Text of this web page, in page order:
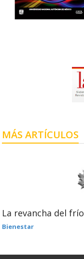
MÁS ARTÍCULOS
La revancha del frío
Bienestar